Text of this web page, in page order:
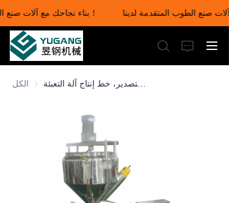
بناء نجاحك مع آلات صنع الطوب المتقدمة لدينا！
بناء نجاحك مع آلات صنع
الكل
معلومات عنا